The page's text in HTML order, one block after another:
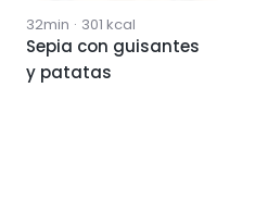
32min · 301 kcal
Sepia con guisantes
y patatas